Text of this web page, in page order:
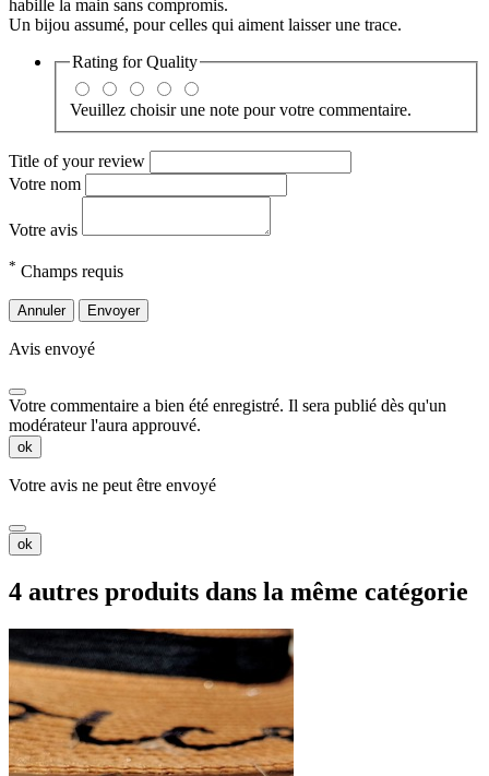
habille la main sans compromis.
Un bijou assumé, pour celles qui aiment laisser une trace.
Rating forQuality
Veuillez choisir une note pour votre commentaire.
Title of your review
Votre nom
Votre avis
* Champs requis
Annuler Envoyer
Avis envoyé
Votre commentaire a bien été enregistré. Il sera publié dès qu'un
modérateur l'aura approuvé.
ok
Votre avis ne peut être envoyé
ok
4 autres produits dans la même catégorie